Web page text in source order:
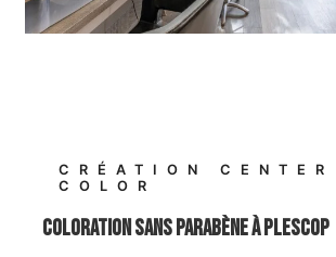
CRÉATION CENTER
COLOR
coloration sans parabène à Plescop